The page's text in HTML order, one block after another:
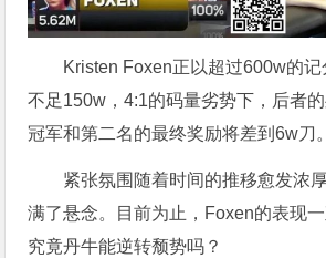
Kristen Foxen正以超过600w的记
不足150w，4:1的码量劣势下，后者的
冠军和第二名的最终奖励将差到6w刀。
紧张氛围随着时间的推移愈发浓
满了悬念。目前为止，Foxen的表现一
究竟丹牛能逆转颓势吗？